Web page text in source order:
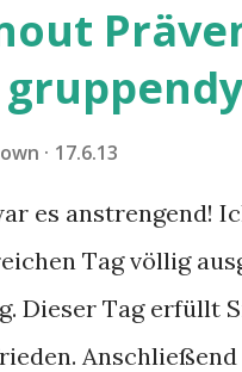
17.6.13
es anstrengend!
Tag völlig
Dieser Tag erfüllt